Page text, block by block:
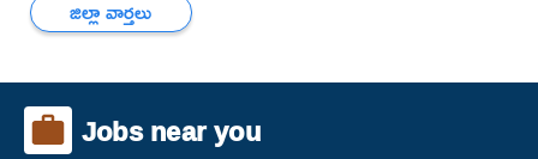
జిల్లా వార్తలు
Jobs near you